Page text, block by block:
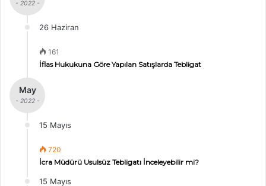
- 2022 -
26 Haziran
161
İflas Hukukuna Göre Yapılan Satışlarda Tebligat
May
- 2022 -
15 Mayıs
720
İcra Müdürü Usulsüz Tebligatı İnceleyebilir mi?
15 Mayıs